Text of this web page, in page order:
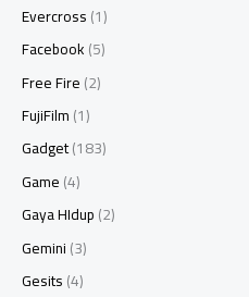
Evercross(1)
Facebook(5)
Free Fire(2)
FujiFilm(1)
Gadget(183)
Game(4)
Gaya HIdup(2)
Gemini(3)
Gesits(4)